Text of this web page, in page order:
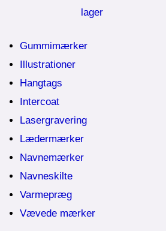
lager
Gummimærker
Illustrationer
Hangtags
Intercoat
Lasergravering
Lædermærker
Navnemærker
Navneskilte
Varmepræg
Vævede mærker